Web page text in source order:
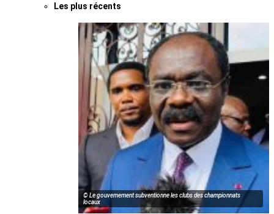
Les plus récents
© Le gouvernement subventionne les clubs des championnats
locaux